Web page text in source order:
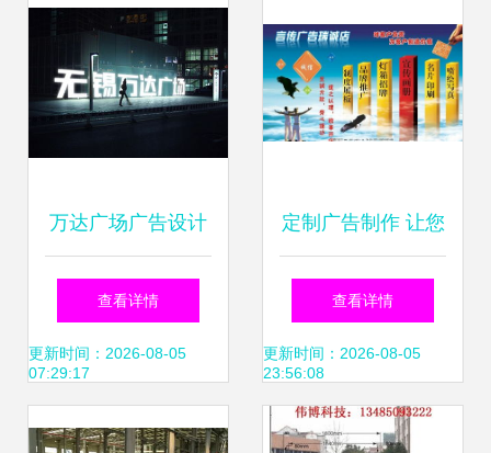
万达广场广告设计
软件销售策略 精准
触达与数字化转型
查看详情
更新时间：2026-08-05
07:29:17
定制广告制作 让您
的门口广告效果翻
倍的火力全开指南
查看详情
更新时间：2026-08-05
23:56:08